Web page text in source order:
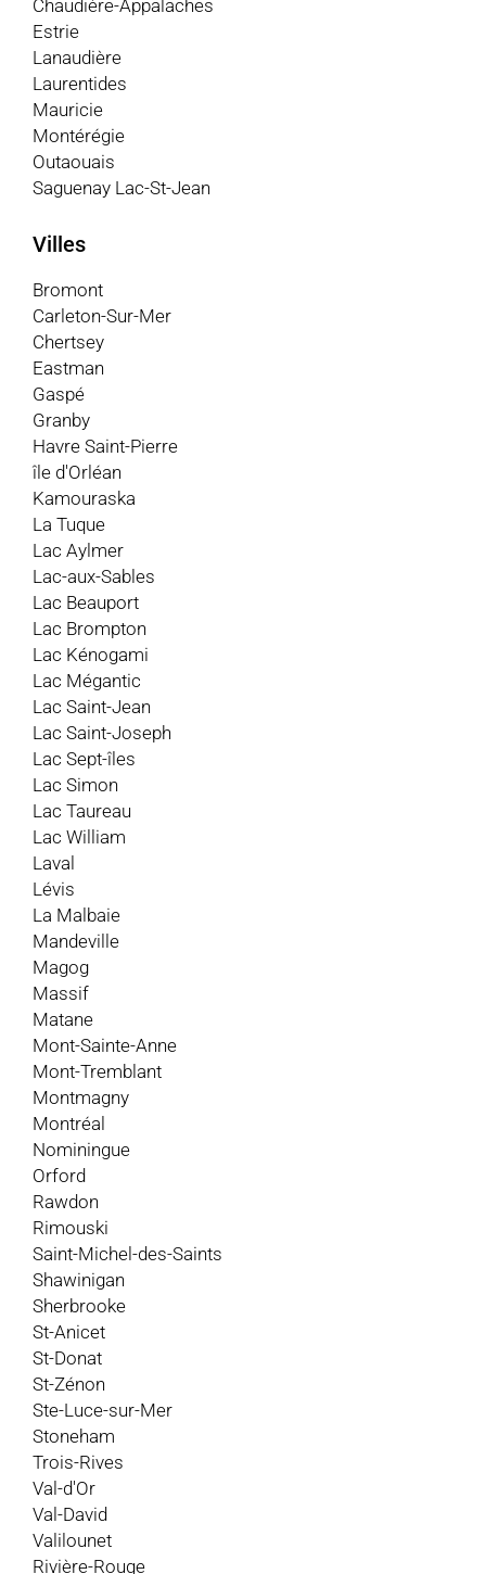
Chaudière-Appalaches
Estrie
Lanaudière
Laurentides
Mauricie
Montérégie
Outaouais
Saguenay Lac-St-Jean
Villes
Bromont
Carleton-Sur-Mer
Chertsey
Eastman
Gaspé
Granby
Havre Saint-Pierre
île d'Orléan
Kamouraska
La Tuque
Lac Aylmer
Lac-aux-Sables
Lac Beauport
Lac Brompton
Lac Kénogami
Lac Mégantic
Lac Saint-Jean
Lac Saint-Joseph
Lac Sept-îles
Lac Simon
Lac Taureau
Lac William
Laval
Lévis
La Malbaie
Mandeville
Magog
Massif
Matane
Mont-Sainte-Anne
Mont-Tremblant
Montmagny
Montréal
Nominingue
Orford
Rawdon
Rimouski
Saint-Michel-des-Saints
Shawinigan
Sherbrooke
St-Anicet
St-Donat
St-Zénon
Ste-Luce-sur-Mer
Stoneham
Trois-Rives
Val-d'Or
Val-David
Valilounet
Rivière-Rouge